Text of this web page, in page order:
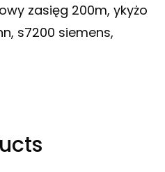
zasięg 200m, ykyżo
s7200 siemens,